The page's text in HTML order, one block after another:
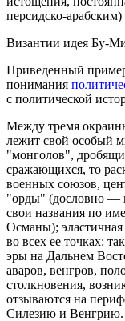
персидско-
Византии идея Бу-
Приведенный пример
понимания
с политической
Между тремя
лежит свой особый
"монголов",
сражающихся, то
военных союзов,
"орды" (дословно —
свои названия по
Османы); эластичная
во всех ее точках:
эры на Дальнем
аваров, венгров,
столкновения,
отзываются на
Силезию и Венгрию.